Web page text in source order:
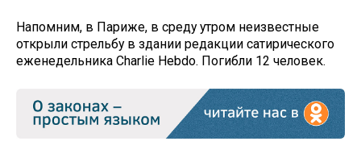
Напомним, в Париже, в среду утром неизвестные
открыли стрельбу в здании редакции сатирического
еженедельника Charlie Hebdo. Погибли 12 человек.